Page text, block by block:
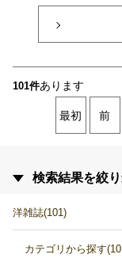
101件あります
最初 前
検索結果を絞
洋雑誌(101)
カテゴリから探す